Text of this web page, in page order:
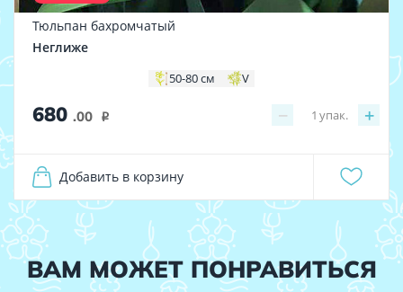
Тюльпан бахромчатый
Неглиже
50-80 см V
680 .00 i − +
1 упак.
Добавить в корзину
ВАМ МОЖЕТ ПОНРАВИТЬСЯ